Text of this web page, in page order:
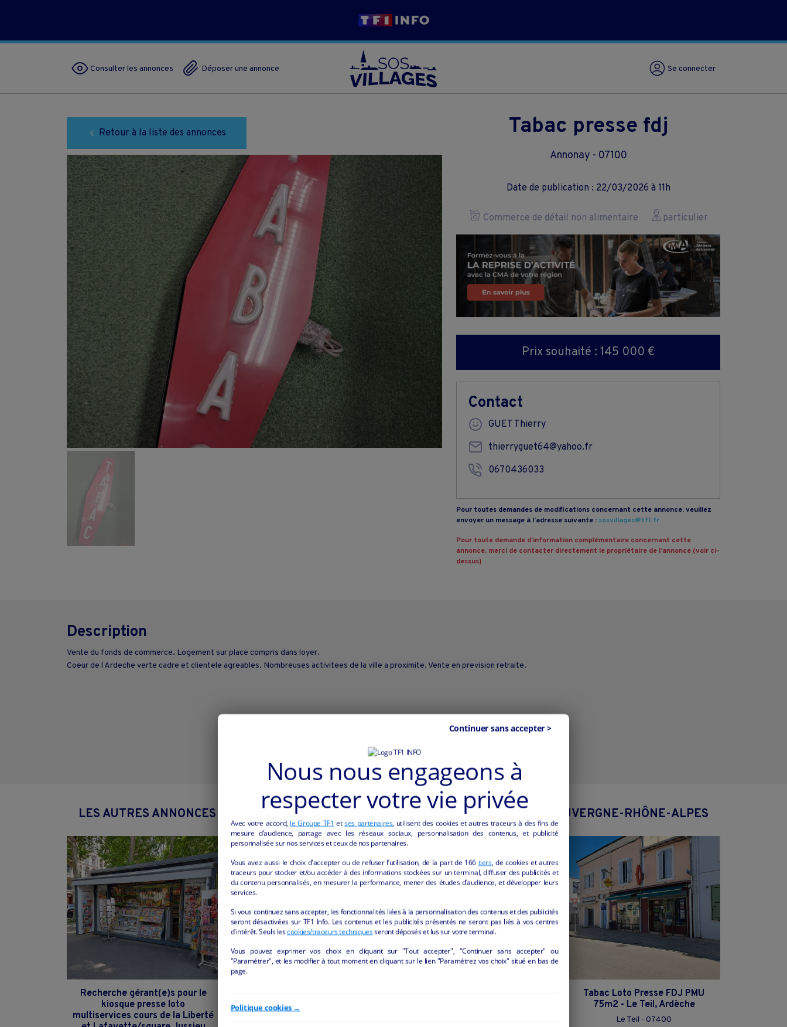
Consulter les annonces Déposer une annonce Se connecter
Retour à la liste des annonces Tabac presse fdj
Annonay - 07100
Date de publication : 22/03/2026 à 11h
Commerce de détail non alimentaire particulier
Prix souhaité : 145 000 €
Contact
GUET Thierry
thierryguet64@yahoo.fr
0670436033
Pour toutes demandes de modifications concernant cette annonce, veuillez
envoyer un message à l’adresse suivante : sosvillages@tf1.fr
Pour toute demande d’information complémentaire concernant cette
annonce, merci de contacter directement le propriétaire de l’annonce (voir ci-
dessus)
Description
Vente du fonds de commerce. Logement sur place compris dans loyer.
Coeur de l Ardeche verte cadre et clientele agreables. Nombreuses activitees de la ville a proximite. Vente en prevision retraite.
LES AUTRES ANNONCES "COMMERCE DE DÉTAIL NON ALIMENTAIRE" DE LA REGION AUVERGNE-RHÔNE-ALPES
Recherche gérant(e)s pour le
kiosque presse loto
multiservices cours de la Liberté
souvenirs
Tabac Loto Presse FDJ PMU
75m2 - Le Teil, Ardèche
Le Teil - 07400
Nous nous engageons à
respecter votre vie privée
Avec votre accord, le Groupe TF1 etses partenaires, utilisent des cookies et autres traceurs à des fins de
mesure d’audience, partage avec les réseaux sociaux, personnalisation des contenus, et publicité
personnalisée sur nos services et ceux de nos partenaires.
Vous avez aussi le choix d'accepter ou de refuser l’utilisation, de la part de 166 tiers, de cookies et autres
traceurs pour stocker et/ou accéder à des informations stockées sur un terminal, diffuser des publicités et
du contenu personnalisés, en mesurer la performance, mener des études d’audience, et développer leurs
services.
Si vous continuez sans accepter, les fonctionnalités liées à la personnalisation des contenus et des publicités
seront désactivées sur TF1 Info. Les contenus et les publicités présentés ne seront pas liés à vos centres
d'intérêt. Seuls lescookies/traceurs techniquesseront déposés et lus sur votre terminal.
Vous pouvez exprimer vos choix en cliquant sur "Tout accepter", "Continuer sans accepter" ou
"Paramétrer", et les modifier à tout moment en cliquant sur le lien "Paramétrez vos choix" situé en bas de
page.
Politique cookies →
Continuer sans accepter >